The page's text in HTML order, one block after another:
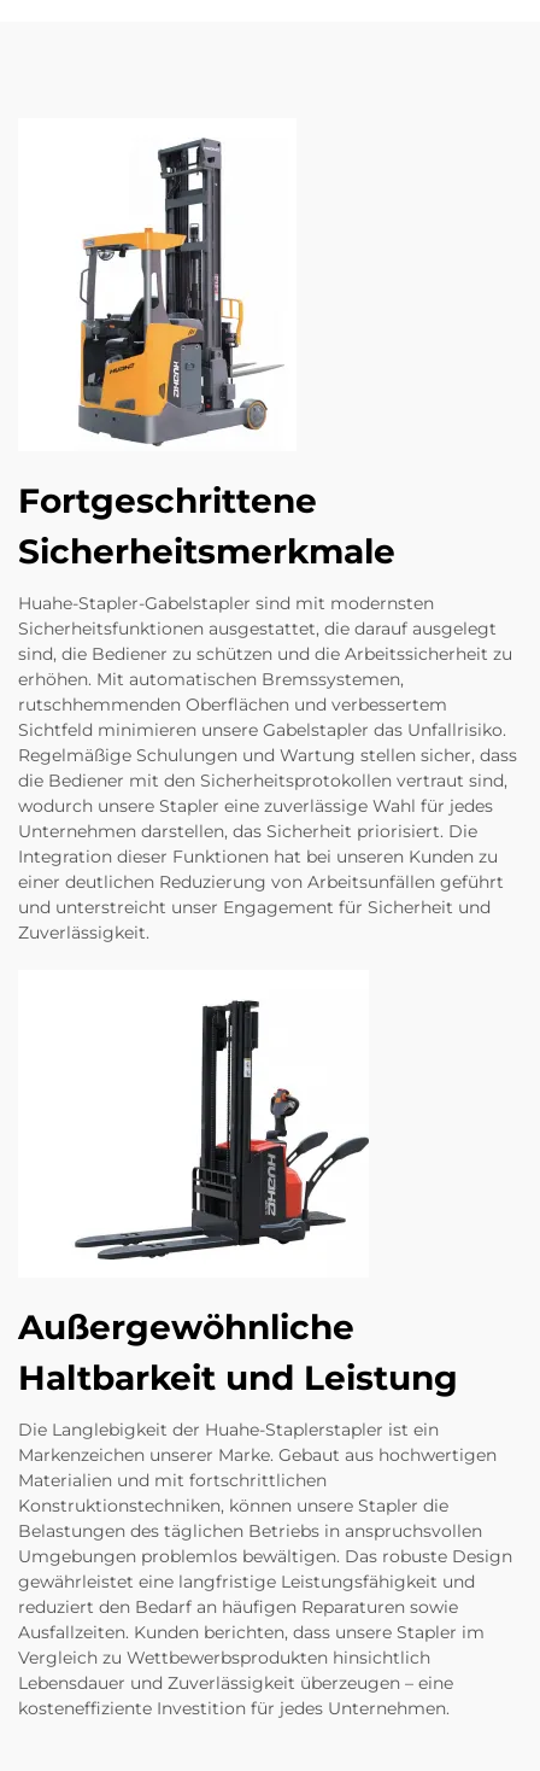
Fortgeschrittene
Sicherheitsmerkmale
Huahe-Stapler-Gabelstapler sind mit modernsten
Sicherheitsfunktionen ausgestattet, die darauf ausgelegt
sind, die Bediener zu schützen und die Arbeitssicherheit zu
erhöhen. Mit automatischen Bremssystemen,
rutschhemmenden Oberflächen und verbessertem
Sichtfeld minimieren unsere Gabelstapler das Unfallrisiko.
Regelmäßige Schulungen und Wartung stellen sicher, dass
die Bediener mit den Sicherheitsprotokollen vertraut sind,
wodurch unsere Stapler eine zuverlässige Wahl für jedes
Unternehmen darstellen, das Sicherheit priorisiert. Die
Integration dieser Funktionen hat bei unseren Kunden zu
einer deutlichen Reduzierung von Arbeitsunfällen geführt
und unterstreicht unser Engagement für Sicherheit und
Zuverlässigkeit.
Außergewöhnliche
Haltbarkeit und Leistung
Die Langlebigkeit der Huahe-Staplerstapler ist ein
Markenzeichen unserer Marke. Gebaut aus hochwertigen
Materialien und mit fortschrittlichen
Konstruktionstechniken, können unsere Stapler die
Belastungen des täglichen Betriebs in anspruchsvollen
Umgebungen problemlos bewältigen. Das robuste Design
gewährleistet eine langfristige Leistungsfähigkeit und
reduziert den Bedarf an häufigen Reparaturen sowie
Ausfallzeiten. Kunden berichten, dass unsere Stapler im
Vergleich zu Wettbewerbsprodukten hinsichtlich
Lebensdauer und Zuverlässigkeit überzeugen – eine
kosteneffiziente Investition für jedes Unternehmen.